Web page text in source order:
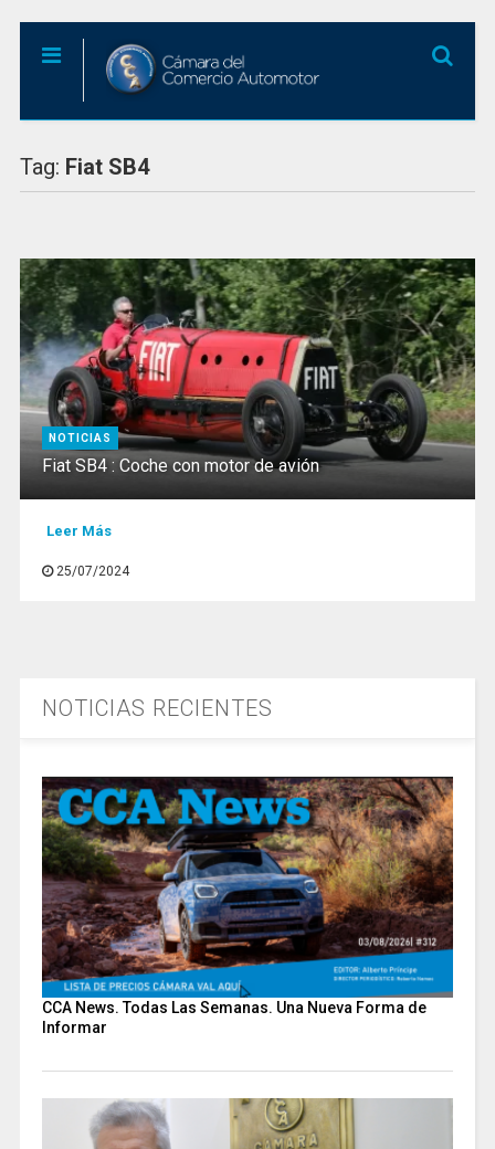
Tag: Fiat SB4
NOTICIAS
Fiat SB4 : Coche con motor de avión
Leer Más
25/07/2024
NOTICIAS RECIENTES
CCA News. Todas Las Semanas. Una Nueva Forma de
Informar